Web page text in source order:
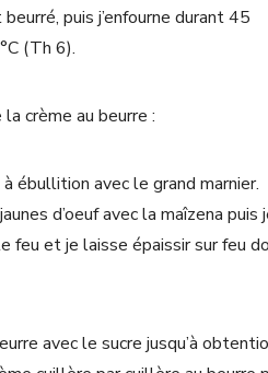
puis j’enfourne durant 45
(Th 6).
crème au beurre :
ébullition avec le grand marnier.
d’oeuf avec la maîzena
feu et je laisse épaissir sur feu
avec le sucre jusqu’à